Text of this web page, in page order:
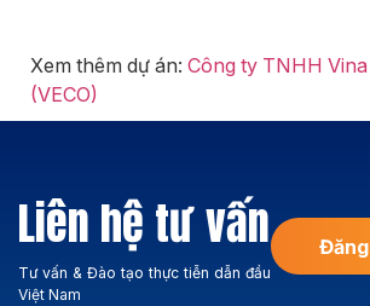
Xem thêm dự án: Công ty TNHH
(VECO)
Liên hệ tư vấn
Tư vấn & Đào tạo thực tiễn dẫn đầu
Việt Nam